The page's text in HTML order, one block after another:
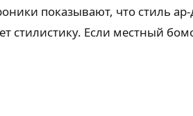
показывают, что стиль
стилистику. Если местный